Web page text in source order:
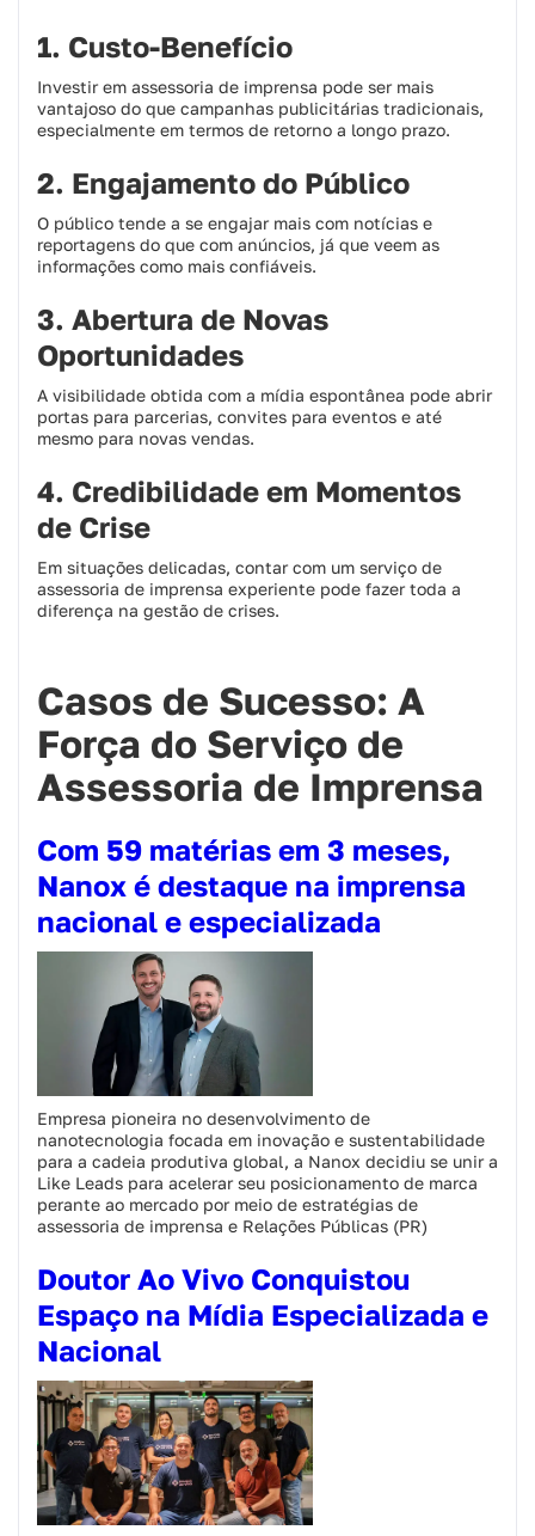
1. Custo-Benefício
Investir em assessoria de imprensa pode ser mais
vantajoso do que campanhas publicitárias tradicionais,
especialmente em termos de retorno a longo prazo.
2. Engajamento do Público
O público tende a se engajar mais com notícias e
reportagens do que com anúncios, já que veem as
informações como mais confiáveis.
3. Abertura de Novas
Oportunidades
A visibilidade obtida com a mídia espontânea pode abrir
portas para parcerias, convites para eventos e até
mesmo para novas vendas.
4. Credibilidade em Momentos
de Crise
Em situações delicadas, contar com um serviço de
assessoria de imprensa experiente pode fazer toda a
diferença na gestão de crises.
Casos de Sucesso: A
Força do Serviço de
Assessoria de Imprensa
Com 59 matérias em 3 meses,
Nanox é destaque na imprensa
nacional e especializada
Empresa pioneira no desenvolvimento de
nanotecnologia focada em inovação e sustentabilidade
para a cadeia produtiva global, a Nanox decidiu se unir a
Like Leads para acelerar seu posicionamento de marca
perante ao mercado por meio de estratégias de
assessoria de imprensa e Relações Públicas (PR)
Doutor Ao Vivo Conquistou
Espaço na Mídia Especializada e
Nacional